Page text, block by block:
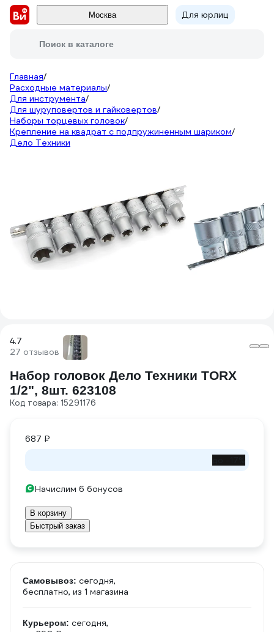
Москва Для юрлиц
Поиск в каталоге
Главная/
Расходные материалы/
Для инструмента/
Для шуруповертов и гайковертов/
Наборы торцевых головок/
Крепление на квадрат с подпружиненным шариком/
Дело Техники
4.7
27 отзывов
Набор головок Дело Техники TORX
1/2", 8шт. 623108
Код товара: 15291176
687 ₽
Начислим 6 бонусов
В корзину
Быстрый заказ
Самовывоз: сегодня,
бесплатно, из 1 магазина
Курьером: сегодня,